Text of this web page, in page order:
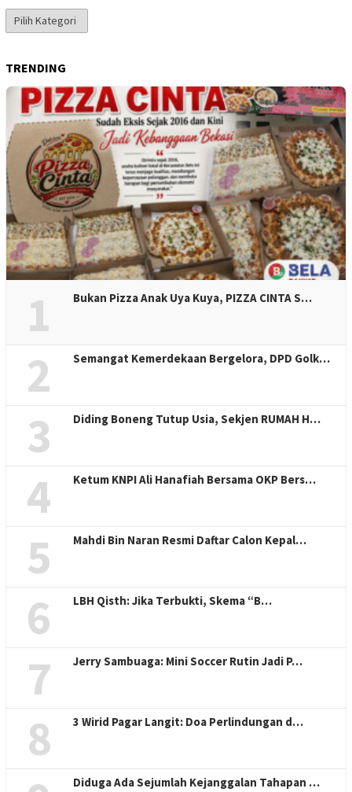
Kategori
Berita
TRENDING
1 Bukan Pizza Anak Uya Kuya, PIZZA CINTA S…
2 Semangat Kemerdekaan Bergelora, DPD Golk…
3 Diding Boneng Tutup Usia, Sekjen RUMAH H…
4 Ketum KNPI Ali Hanafiah Bersama OKP Bers…
5 Mahdi Bin Naran Resmi Daftar Calon Kepal…
6 LBH Qisth: Jika Terbukti, Skema “B…
7 Jerry Sambuaga: Mini Soccer Rutin Jadi P…
8 3 Wirid Pagar Langit: Doa Perlindungan d…
Diduga Ada Sejumlah Kejanggalan Tahapan …